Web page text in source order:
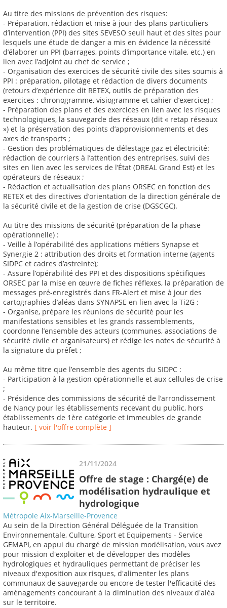
Au titre des missions de prévention des risques:
- Préparation, rédaction et mise à jour des plans particuliers
d’intervention (PPI) des sites SEVESO seuil haut et des sites pour
lesquels une étude de danger a mis en évidence la nécessité
d’élaborer un PPI (barrages, points d’importance vitale, etc.) en
lien avec l’adjoint au chef de service ;
- Organisation des exercices de sécurité civile des sites soumis à
PPI : préparation, pilotage et rédaction de divers documents
(retours d’expérience dit RETEX, outils de préparation des
exercices : chronogramme, visiogramme et cahier d’exercice) ;
- Préparation des plans et des exercices en lien avec les risques
technologiques, la sauvegarde des réseaux (dit « retap réseaux
») et la préservation des points d’approvisionnements et des
axes de transports ;
- Gestion des problématiques de délestage gaz et électricité:
rédaction de courriers à l’attention des entreprises, suivi des
sites en lien avec les services de l’État (DREAL Grand Est) et les
opérateurs de réseaux ;
- Rédaction et actualisation des plans ORSEC en fonction des
RETEX et des directives d’orientation de la direction générale de
la sécurité civile et de la gestion de crise (DGSCGC).
Au titre des missions de sécurité (préparation de la phase
opérationnelle) :
- Veille à l’opérabilité des applications métiers Synapse et
Synergie 2 : attribution des droits et formation interne (agents
SIDPC et cadres d’astreinte);
- Assure l’opérabilité des PPI et des dispositions spécifiques
ORSEC par la mise en œuvre de fiches réflexes, la préparation de
messages pré-enregistrés dans FR-Alert et mise à jour des
cartographies d’aléas dans SYNAPSE en lien avec la Ti2G ;
- Organise, prépare les réunions de sécurité pour les
manifestations sensibles et les grands rassemblements,
coordonne l’ensemble des acteurs (communes, associations de
sécurité civile et organisateurs) et rédige les notes de sécurité à
la signature du préfet ;
Au même titre que l’ensemble des agents du SIDPC :
- Participation à la gestion opérationnelle et aux cellules de crise
;
- Présidence des commissions de sécurité de l’arrondissement
de Nancy pour les établissements recevant du public, hors
établissements de 1ère catégorie et immeubles de grande
hauteur. [ voir l'offre complète ]
21/11/2024
Offre de stage : Chargé(e) de
modélisation hydraulique et
hydrologique
Métropole Aix-Marseille-Provence
Au sein de la Direction Général Déléguée de la Transition
Environnementale, Culture, Sport et Equipements - Service
GEMAPI, en appui du chargé de mission modélisation, vous avez
pour mission d'exploiter et de développer des modèles
hydrologiques et hydrauliques permettant de préciser les
niveaux d'exposition aux risques, d'alimenter les plans
communaux de sauvegarde ou encore de tester l'efficacité des
aménagements concourant à la diminution des niveaux d'aléa
sur le territoire.